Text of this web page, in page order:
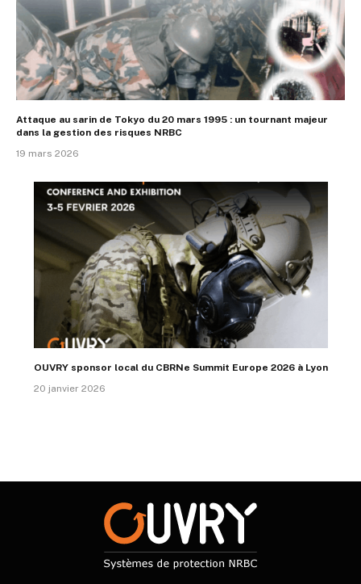
Attaque au sarin de Tokyo du 20 mars 1995 : un tournant majeur
dans la gestion des risques NRBC
19 mars 2026
OUVRY sponsor local du CBRNe Summit Europe 2026 à Lyon
20 janvier 2026